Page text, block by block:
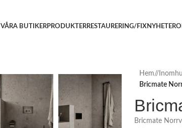
VÅRA BUTIKERPRODUKTERRESTAURERING/FIX NYHETER
Hem/
Bricmate
Bricmate